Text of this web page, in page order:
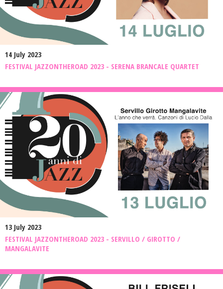
14 July 2023
FESTIVAL JAZZONTHEROAD 2023 - SERENA BRANCALE QUARTET
13 July 2023
FESTIVAL JAZZONTHEROAD 2023 - SERVILLO / GIROTTO /
MANGALAVITE